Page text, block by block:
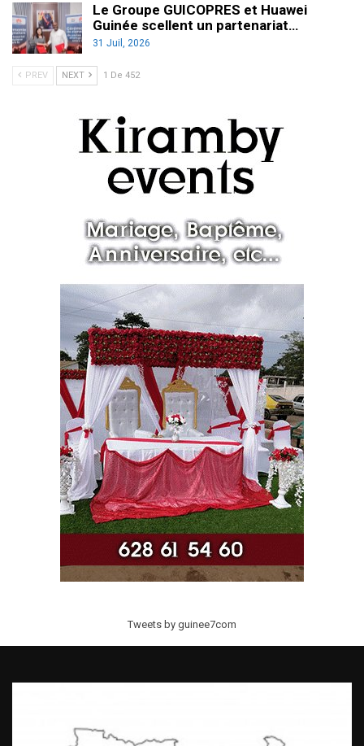
Le Groupe GUICOPRES et Huawei
Guinée scellent un partenariat…
31 Juil, 2026
PREV NEXT 1 De 452
Tweets by guinee7com